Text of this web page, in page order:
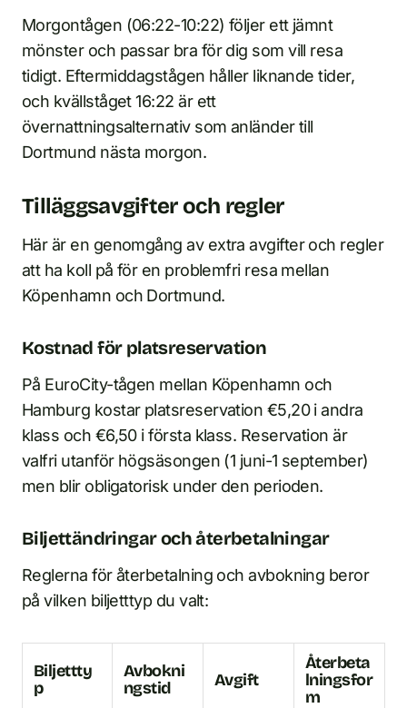
Morgontågen (06:22-10:22) följer ett jämnt
mönster och passar bra för dig som vill resa
tidigt. Eftermiddagstågen håller liknande tider,
och kvällståget 16:22 är ett
övernattningsalternativ som anländer till
Dortmund nästa morgon.
Tilläggsavgifter och regler
Här är en genomgång av extra avgifter och regler
att ha koll på för en problemfri resa mellan
Köpenhamn och Dortmund.
Kostnad för platsreservation
På EuroCity-tågen mellan Köpenhamn och
Hamburg kostar platsreservation €5,20 i andra
klass och €6,50 i första klass. Reservation är
valfri utanför högsäsongen (1 juni-1 september)
men blir obligatorisk under den perioden.
Biljettändringar och återbetalningar
Reglerna för återbetalning och avbokning beror
på vilken biljetttyp du valt:
Biljettty
p
Avbokni
ngstid
Avgift
Återbeta
lningsfor
m